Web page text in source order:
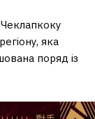
яка
поряд із